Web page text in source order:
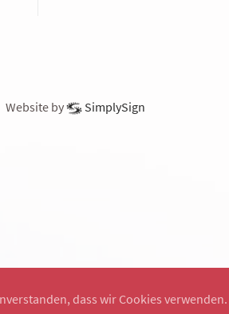
Website by SimplySign
dass wir Cookies verwenden.